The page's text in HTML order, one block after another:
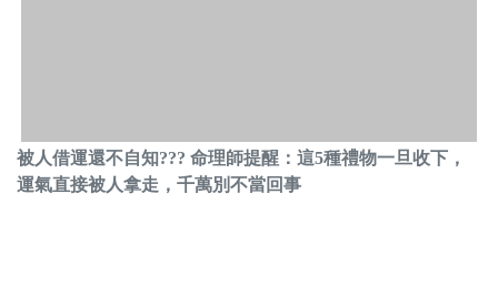
被人借運還不自知??? 命理師提醒：這5種禮物一旦收下，
運氣直接被人拿走，千萬別不當回事